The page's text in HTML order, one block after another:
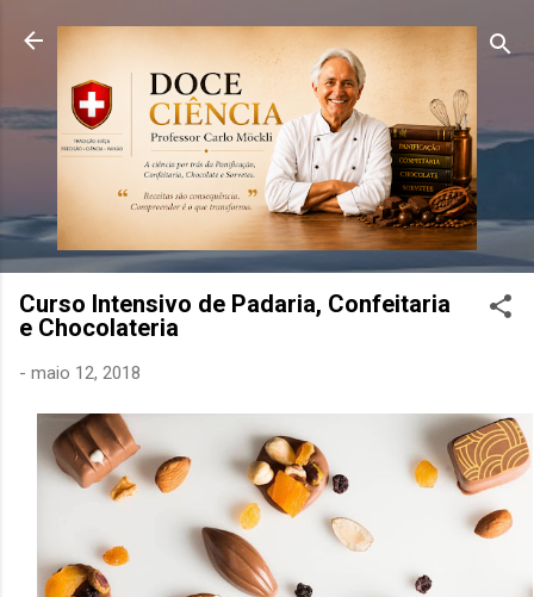
Pular para o conteúdo principal
Curso Intensivo de Padaria, Confeitaria
e Chocolateria
- maio 12, 2018